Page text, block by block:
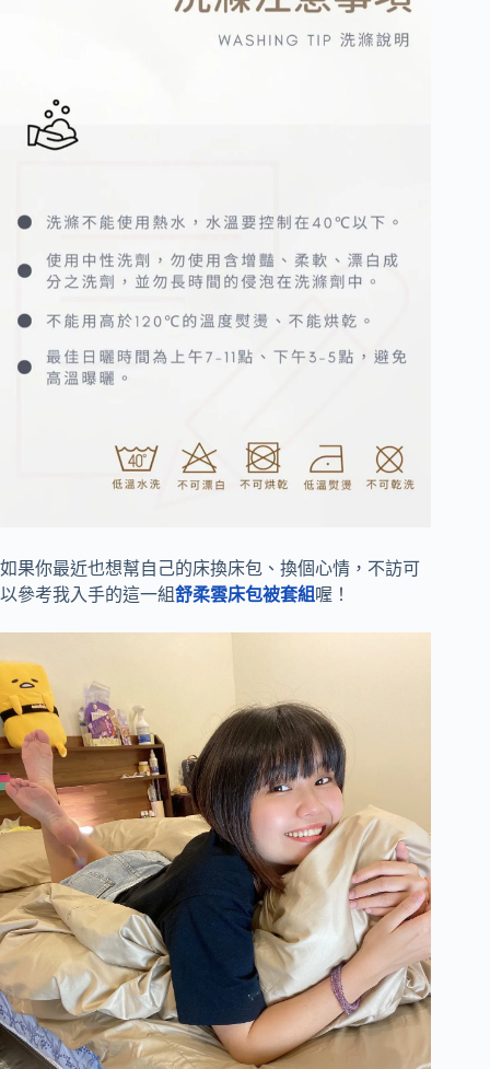
如果你最近也想幫自己的床換床包、換個心情，不訪可
以參考我入手的這一組舒柔雲床包被套組喔！